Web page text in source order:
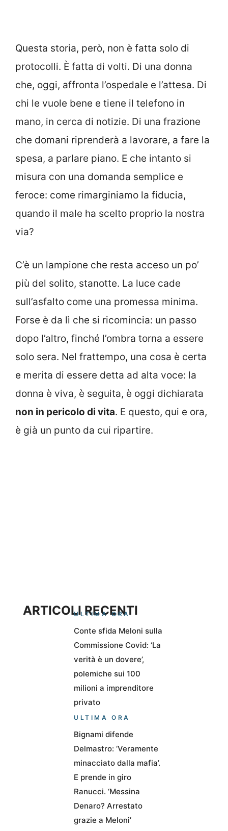
Questa storia, però, non è fatta solo di
protocolli. È fatta di volti. Di una donna
che, oggi, affronta l’ospedale e l’attesa. Di
chi le vuole bene e tiene il telefono in
mano, in cerca di notizie. Di una frazione
che domani riprenderà a lavorare, a fare la
spesa, a parlare piano. E che intanto si
misura con una domanda semplice e
feroce: come rimarginiamo la fiducia,
quando il male ha scelto proprio la nostra
via?
C’è un lampione che resta acceso un po’
più del solito, stanotte. La luce cade
sull’asfalto come una promessa minima.
Forse è da lì che si ricomincia: un passo
dopo l’altro, finché l’ombra torna a essere
solo sera. Nel frattempo, una cosa è certa
e merita di essere detta ad alta voce: la
donna è viva, è seguita, è oggi dichiarata
non in pericolo di vita. E questo, qui e ora,
è già un punto da cui ripartire.
ARTICOLI RECENTI
ULTIMA ORA
Conte sfida Meloni sulla
Commissione Covid: ‘La
verità è un dovere’,
polemiche sui 100
milioni a imprenditore
privato
ULTIMA ORA
Bignami difende
Delmastro: ‘Veramente
minacciato dalla mafia’.
E prende in giro
Ranucci. ‘Messina
Denaro? Arrestato
grazie a Meloni’